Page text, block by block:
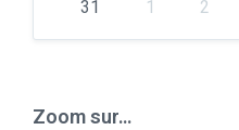
31
1 2
Zoom sur…